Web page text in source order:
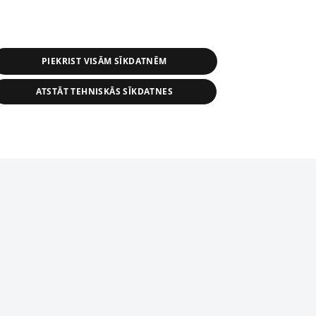
PIEKRIST VISĀM SĪKDATNĒM
ATSTĀT TEHNISKĀS SĪKDATNES